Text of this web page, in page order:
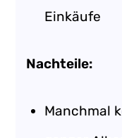
Einkäufe
Nachteile:
Manchmal